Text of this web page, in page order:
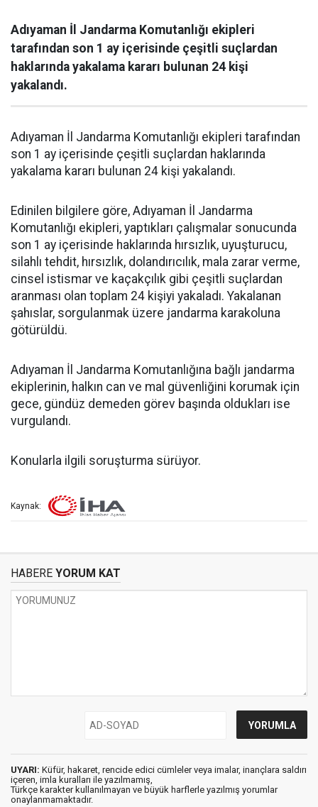
Adıyaman İl Jandarma Komutanlığı ekipleri
tarafından son 1 ay içerisinde çeşitli suçlardan
haklarında yakalama kararı bulunan 24 kişi
yakalandı.
Adıyaman İl Jandarma Komutanlığı ekipleri tarafından
son 1 ay içerisinde çeşitli suçlardan haklarında
yakalama kararı bulunan 24 kişi yakalandı.
Edinilen bilgilere göre, Adıyaman İl Jandarma
Komutanlığı ekipleri, yaptıkları çalışmalar sonucunda
son 1 ay içerisinde haklarında hırsızlık, uyuşturucu,
silahlı tehdit, hırsızlık, dolandırıcılık, mala zarar verme,
cinsel istismar ve kaçakçılık gibi çeşitli suçlardan
aranması olan toplam 24 kişiyi yakaladı. Yakalanan
şahıslar, sorgulanmak üzere jandarma karakoluna
götürüldü.
Adıyaman İl Jandarma Komutanlığına bağlı jandarma
ekiplerinin, halkın can ve mal güvenliğini korumak için
gece, gündüz demeden görev başında oldukları ise
vurgulandı.
Konularla ilgili soruşturma sürüyor.
Kaynak:
HABERE YORUM KAT
UYARI: Küfür, hakaret, rencide edici cümleler veya imalar, inançlara saldırı
içeren, imla kuralları ile yazılmamış,
Türkçe karakter kullanılmayan ve büyük harflerle yazılmış yorumlar
onaylanmamaktadır.